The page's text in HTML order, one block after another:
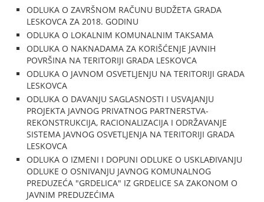
ODLUKA O ZAVRŠNOM RAČUNU BUDŽETA GRADA
LESKOVCA ZA 2018. GODINU
ODLUKA O LOKALNIM KOMUNALNIM TAKSAMA
ODLUKA O NAKNADAMA ZA KORIŠĆENJE JAVNIH
POVRŠINA NA TERITORIJI GRADA LESKOVCA
ODLUKA O JAVNOM OSVETLJENJU NA TERITORIJI GRADA
LESKOVCA
ODLUKA O DAVANJU SAGLASNOSTI I USVAJANJU
PROJEKTA JAVNOG PRIVATNOG PARTNERSTVA-
REKONSTRUKCIJA, RACIONALIZACIJA I ODRŽAVANJE
SISTEMA JAVNOG OSVETLJENJA NA TERITORIJI GRADA
LESKOVCA
ODLUKA O IZMENI I DOPUNI ODLUKE O USKLAĐIVANJU
ODLUKE O OSNIVANJU JAVNOG KOMUNALNOG
PREDUZEĆA "GRDELICA" IZ GRDELICE SA ZAKONOM O
JAVNIM PREDUZEĆIMA